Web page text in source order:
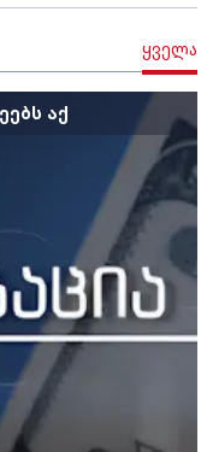
ყველა
აქ